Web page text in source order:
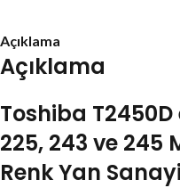
Açıklama
Açıklama
Toshiba T2450D
225, 243 ve 245
Renk Yan